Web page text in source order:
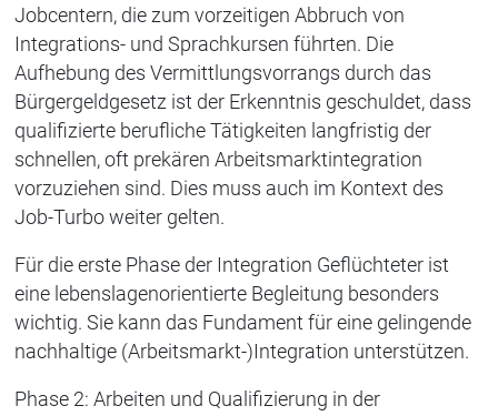
Jobcentern, die zum vorzeitigen Abbruch von
Integrations- und Sprachkursen führten. Die
Aufhebung des Vermittlungsvorrangs durch das
Bürgergeldgesetz ist der Erkenntnis geschuldet, dass
qualifizierte berufliche Tätigkeiten langfristig der
schnellen, oft prekären Arbeitsmarktintegration
vorzuziehen sind. Dies muss auch im Kontext des
Job-Turbo weiter gelten.
Für die erste Phase der Integration Geflüchteter ist
eine lebenslagenorientierte Begleitung besonders
wichtig. Sie kann das Fundament für eine gelingende
nachhaltige (Arbeitsmarkt-)Integration unterstützen.
Phase 2: Arbeiten und Qualifizierung in der